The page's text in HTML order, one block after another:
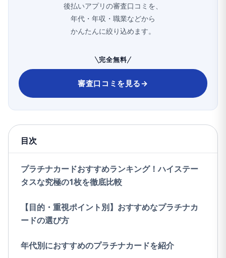
後払いアプリの審査口コミを、
年代・年収・職業などから
かんたんに絞り込めます。
完全無料
審査口コミを見る→
目次
プラチナカードおすすめランキング！ハイステー
タスな究極の1枚を徹底比較
【目的・重視ポイント別】おすすめなプラチナカ
ードの選び方
年代別におすすめのプラチナカードを紹介